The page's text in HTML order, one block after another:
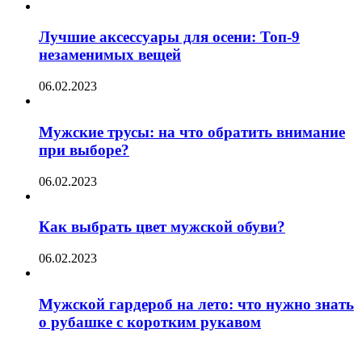
Лучшие аксессуары для осени: Топ-9
незаменимых вещей
06.02.2023
Мужские трусы: на что обратить внимание
при выборе?
06.02.2023
Как выбрать цвет мужской обуви?
06.02.2023
Мужской гардероб на лето: что нужно знать
о рубашке с коротким рукавом